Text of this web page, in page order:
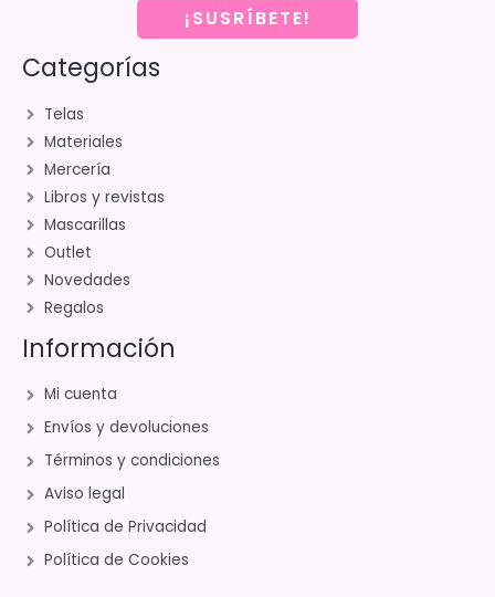
¡SUSRÍBETE!
Categorías
Telas
Materiales
Mercería
Libros y revistas
Mascarillas
Outlet
Novedades
Regalos
Información
Mi cuenta
Envíos y devoluciones
Términos y condiciones
Aviso legal
Política de Privacidad
Política de Cookies